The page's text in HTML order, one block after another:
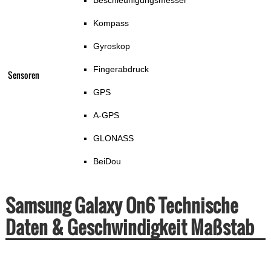
Sensoren
Kompass
Gyroskop
Fingerabdruck
GPS
A-GPS
GLONASS
BeiDou
Samsung Galaxy On6 Technische
Daten & Geschwindigkeit Maßstab